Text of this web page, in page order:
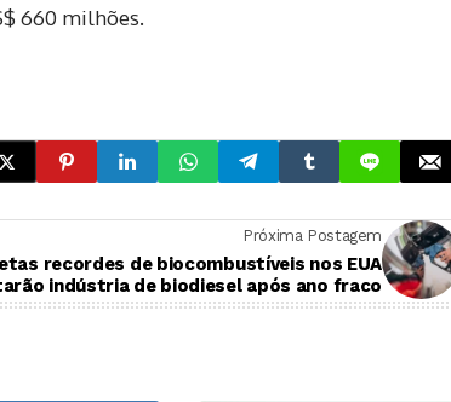
660 milhões.
Próxima Postagem
recordes de biocombustíveis nos EUA
indústria de biodiesel após ano fraco